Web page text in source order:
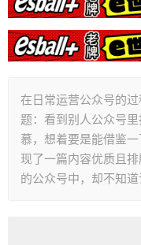
在日常运营公众号的
题：看到别人公众号
慕，想着要是能借鉴
现了一篇内容优质且
的公众号中，却不知道